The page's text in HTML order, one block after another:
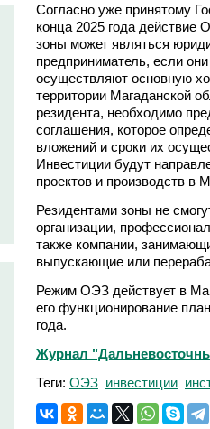
Согласно уже принятому
конца 2025 года действие
зоны может являться
предприниматель, если
осуществляют основную
территории Магаданской
резидента, необходимо
соглашения, которое
вложений и сроки их
Инвестиции будут
проектов и производств в
Резидентами зоны не
организации,
также компании,
выпускающие или
Режим ОЭЗ действует в
его функционирование
года.
Журнал
Теги: ОЭЗ инвестиции